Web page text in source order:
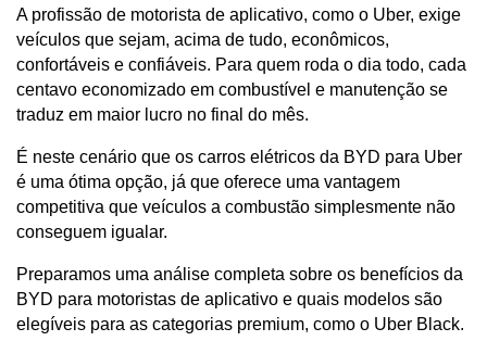
A profissão de motorista de aplicativo, como o Uber, exige
veículos que sejam, acima de tudo, econômicos,
confortáveis e confiáveis. Para quem roda o dia todo, cada
centavo economizado em combustível e manutenção se
traduz em maior lucro no final do mês.
É neste cenário que os carros elétricos da BYD para Uber
é uma ótima opção, já que oferece uma vantagem
competitiva que veículos a combustão simplesmente não
conseguem igualar.
Preparamos uma análise completa sobre os benefícios da
BYD para motoristas de aplicativo e quais modelos são
elegíveis para as categorias premium, como o Uber Black.